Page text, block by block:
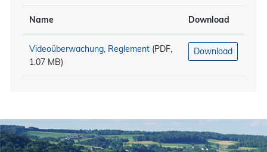
Name Download
Videoüberwachung, Reglement (PDF,
1.07 MB)
Download
Fusszeile